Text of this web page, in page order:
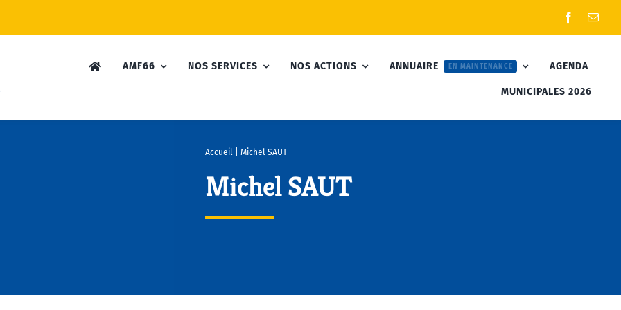
AMF66 NOS SERVICES NOS ACTIONS ANNUAIRE EN MAINTENANCE AGENDA
MUNICIPALES 2026
Accueil| Michel SAUT
Michel SAUT